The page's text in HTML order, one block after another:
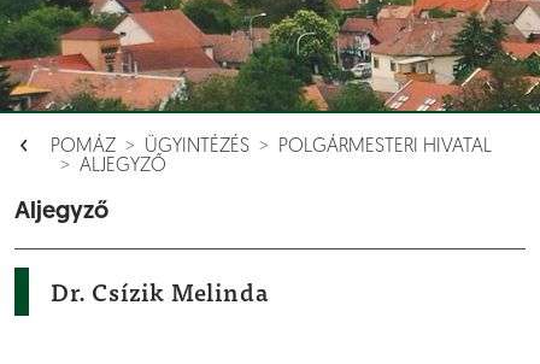
POMÁZ ÜGYINTÉZÉS
POLGÁRMESTERI HIVATAL
ALJEGYZŐ
Aljegyző
Dr. Csízik Melinda
Aloldalak []